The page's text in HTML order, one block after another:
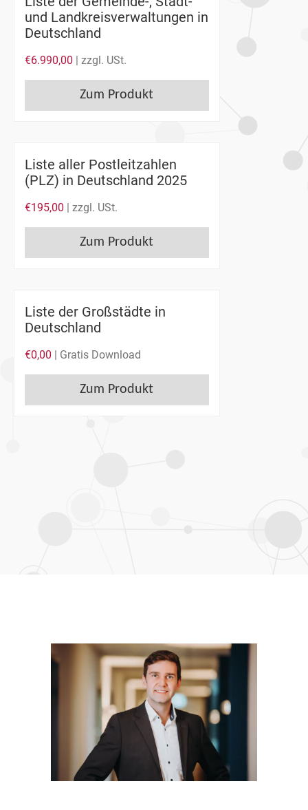
und Landkreisverwaltungen in
Deutschland
€6.990,00 | zzgl. USt.
Zum Produkt
Liste aller Postleitzahlen
(PLZ) in Deutschland 2025
€195,00 | zzgl. USt.
Zum Produkt
Liste der Großstädte in
Deutschland
€0,00 | Gratis Download
Zum Produkt